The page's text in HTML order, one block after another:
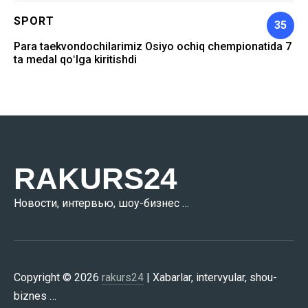
SPORT
35
Para taekvondochilarimiz Osiyo ochiq chempionatida 7
ta medal qoʻlga kiritishdi
RAKURS24
Новости, интервью, шоу-бизнес …
Copyright © 2026 rakurs24 | Xabarlar, intervyular, shou-
biznes …